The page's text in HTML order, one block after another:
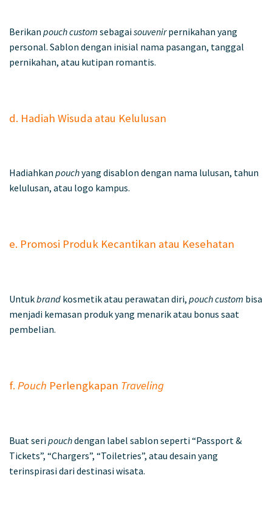
Berikan pouch custom sebagaisouvenirpernikahan yang
personal. Sablon dengan inisial nama pasangan, tanggal
pernikahan, atau kutipan romantis.
d. Hadiah Wisuda atau Kelulusan
Hadiahkan pouchyang disablon dengan nama lulusan, tahun
kelulusan, atau logo kampus.
e. Promosi Produk Kecantikan atau Kesehatan
Untukbrand kosmetik atau perawatan diri, pouch custom bisa
menjadi kemasan produk yang menarik atau bonus saat
pembelian.
f. Pouch Perlengkapan Traveling
Buat seripouchdengan label sablon seperti “Passport &
Tickets”, “Chargers”, “Toiletries”, atau desain yang
terinspirasi dari destinasi wisata.